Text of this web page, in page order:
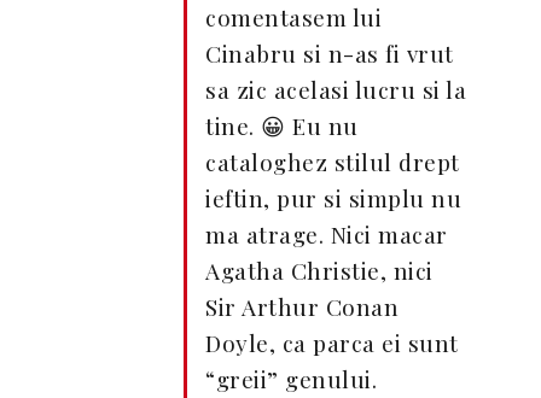
comentasem lui
Cinabru si n-as fi vrut
sa zic acelasi lucru si la
tine. 😀 Eu nu
cataloghez stilul drept
ieftin, pur si simplu nu
ma atrage. Nici macar
Agatha Christie, nici
Sir Arthur Conan
Doyle, ca parca ei sunt
“greii” genului.